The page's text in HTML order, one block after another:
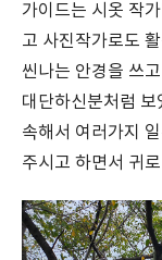
가이드는 시옷 작
고 사진작가로도
씬나는 안경을 쓰
대단하신분처럼 보
속해서 여러가지
주시고 하면서 귀